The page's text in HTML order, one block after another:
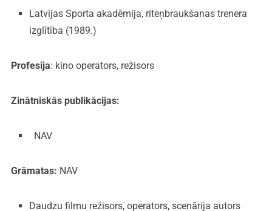
Latvijas Sporta akadēmija, riteņbraukšanas trenera
izglītība (1989.)
Profesija: kino operators, režisors
Zinātniskās publikācijas:
NAV
Grāmatas: NAV
Daudzu filmu režisors, operators, scenārija autors